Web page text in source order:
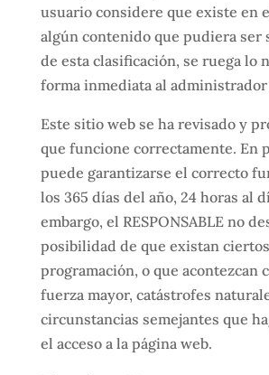
usuario considere que existe en
algún contenido que pudiera ser
de esta clasificación, se ruega lo
forma inmediata al
Este sitio web se ha revisado y
que funcione correctamente. En
puede garantizarse el correcto
los 365 días del año, 24 horas al
embargo, el RESPONSABLE no
posibilidad de que existan
programación, o que acontezcan
fuerza mayor, catástrofes
circunstancias semejantes que
el acceso a la página web.